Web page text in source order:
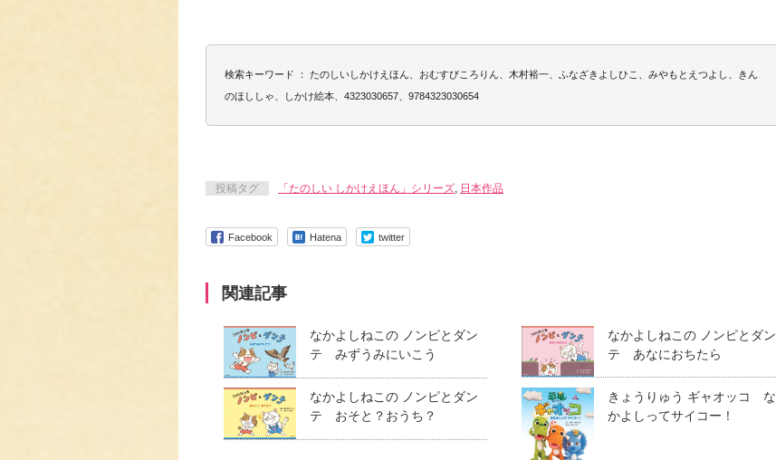
検索キーワード ： たのしいしかけえほん、おむすびころりん、木村裕一、ふなざきよしひこ、みやもとえつよし、きん
のほししゃ、しかけ絵本、4323030657、9784323030654
投稿タグ 「たのしい しかけえほん」シリーズ, 日本作品
Facebook Hatena twitter
関連記事
なかよしねこの ノンピとダン
テ みずうみにいこう
なかよしねこの ノンピとダン
テ あなにおちたら
なかよしねこの ノンピとダン
テ おそと？おうち？
きょうりゅう ギャオッコ な
かよしってサイコー！